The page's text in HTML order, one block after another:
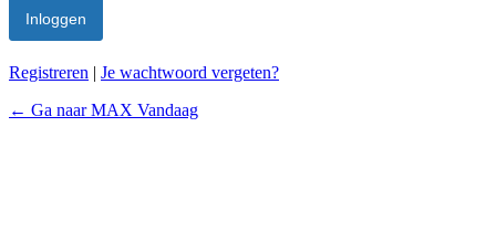
Registreren | Je wachtwoord vergeten?
← Ga naar MAX Vandaag